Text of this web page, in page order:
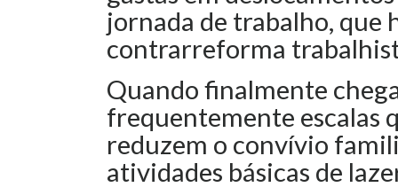
jornada de trabalho, que
contrarreforma
Quando finalmente
frequentemente escalas
reduzem o convívio
atividades básicas de